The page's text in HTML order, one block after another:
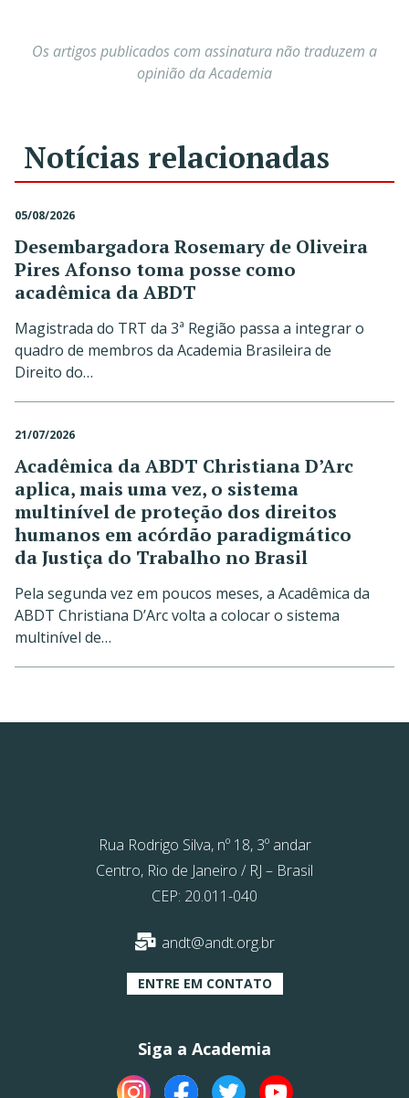
Os artigos publicados com assinatura não traduzem a
opinião da Academia
Notícias relacionadas
05/08/2026
Desembargadora Rosemary de Oliveira
Pires Afonso toma posse como
acadêmica da ABDT
Magistrada do TRT da 3ª Região passa a integrar o
quadro de membros da Academia Brasileira de
Direito do…
21/07/2026
Acadêmica da ABDT Christiana D’Arc
aplica, mais uma vez, o sistema
multinível de proteção dos direitos
humanos em acórdão paradigmático
da Justiça do Trabalho no Brasil
Pela segunda vez em poucos meses, a Acadêmica da
ABDT Christiana D’Arc volta a colocar o sistema
multinível de…
Rua Rodrigo Silva, nº 18, 3º andar
Centro, Rio de Janeiro / RJ – Brasil
CEP: 20.011-040
andt@andt.org.br
ENTRE EM CONTATO
Siga a Academia